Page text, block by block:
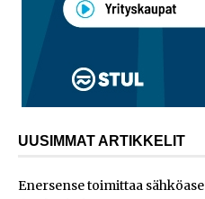
UUSIMMAT ARTIKKELIT
Enersense toimittaa